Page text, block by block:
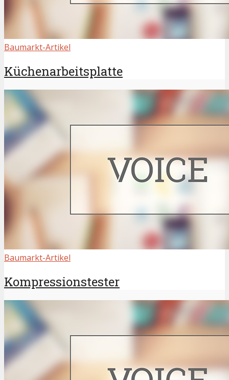
Baumarkt-Artikel
Küchenarbeitsplatte
Baumarkt-Artikel
Kompressionstester